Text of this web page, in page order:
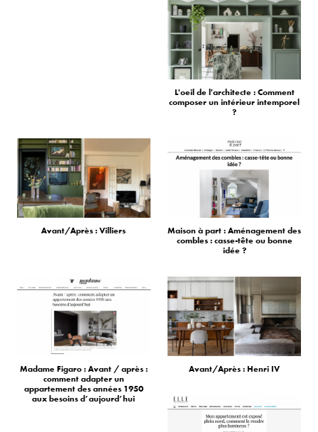
L'oeil de l'architecte : Comment
composer un intérieur intemporel
?
Avant/Après : Villiers
Maison à part : Aménagement des
combles : casse-tête ou bonne
idée ?
Madame Figaro : Avant / après :
comment adapter un
appartement des années 1950
aux besoins d’aujourd’hui
Avant/Après : Henri IV